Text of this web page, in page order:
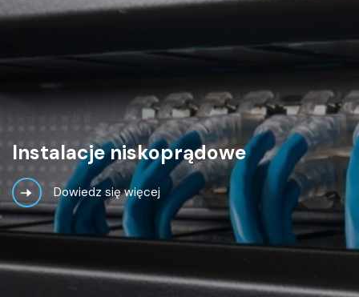
Instalacjeniskoprądowe
Dowiedz się więcej